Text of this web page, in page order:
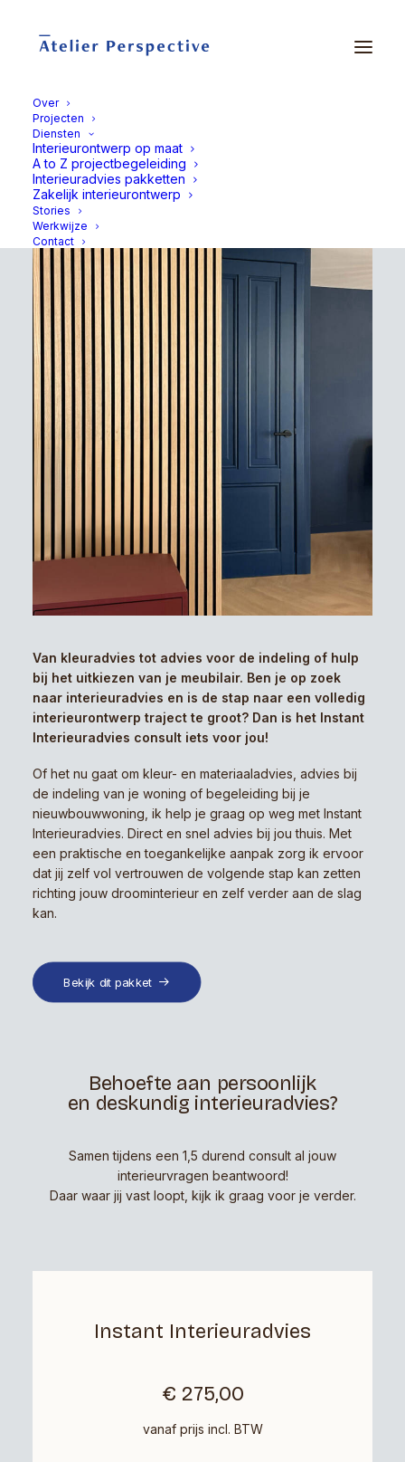
Over
Projecten
Diensten
Interieurontwerp op maat
A to Z projectbegeleiding
Interieuradvies pakketten
Zakelijk interieurontwerp
Stories
Werkwijze
Contact
Instant Interieuradvies
Van kleuradvies tot advies voor de indeling of hulp
bij het uitkiezen van je meubilair. Ben je op zoek
naar interieuradvies en is de stap naar een volledig
interieurontwerp traject te groot? Dan is het Instant
Interieuradvies consult iets voor jou!
Of het nu gaat om kleur- en materiaaladvies, advies bij
de indeling van je woning of begeleiding bij je
nieuwbouwwoning, ik help je graag op weg met Instant
Interieuradvies. Direct en snel advies bij jou thuis. Met
een praktische en toegankelijke aanpak zorg ik ervoor
dat jij zelf vol vertrouwen de volgende stap kan zetten
richting jouw droominterieur en zelf verder aan de slag
kan.
Bekijk dit pakket
Behoefte aan persoonlijk
en deskundig interieuradvies?
Samen tijdens een 1,5 durend consult al jouw
interieurvragen beantwoord!
Daar waar jij vast loopt, kijk ik graag voor je verder.
Instant Interieuradvies
€ 275,00
vanaf prijs incl. BTW